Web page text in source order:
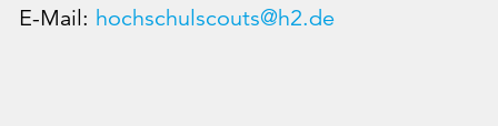
E-Mail: hochschulscouts@h2.de